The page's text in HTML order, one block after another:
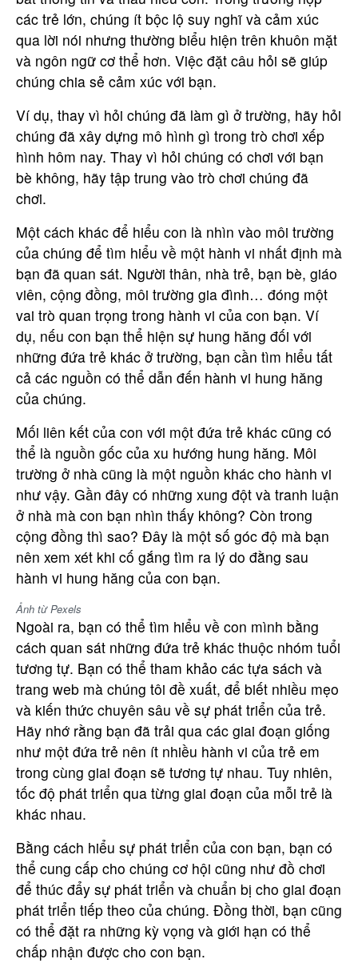
các trẻ lớn, chúng ít bộc lộ suy nghĩ và cảm xúc
qua lời nói nhưng thường biểu hiện trên khuôn mặt
và ngôn ngữ cơ thể hơn. Việc đặt câu hỏi sẽ giúp
chúng chia sẻ cảm xúc với bạn.
Ví dụ, thay vì hỏi chúng đã làm gì ở trường, hãy hỏi
chúng đã xây dựng mô hình gì trong trò chơi xếp
hình hôm nay. Thay vì hỏi chúng có chơi với bạn
bè không, hãy tập trung vào trò chơi chúng đã
chơi.
Một cách khác để hiểu con là nhìn vào môi trường
của chúng để tìm hiểu về một hành vi nhất định mà
bạn đã quan sát. Người thân, nhà trẻ, bạn bè, giáo
viên, cộng đồng, môi trường gia đình… đóng một
vai trò quan trọng trong hành vi của con bạn. Ví
dụ, nếu con bạn thể hiện sự hung hăng đối với
những đứa trẻ khác ở trường, bạn cần tìm hiểu tất
cả các nguồn có thể dẫn đến hành vi hung hăng
của chúng.
Mối liên kết của con với một đứa trẻ khác cũng có
thể là nguồn gốc của xu hướng hung hăng. Môi
trường ở nhà cũng là một nguồn khác cho hành vi
như vậy. Gần đây có những xung đột và tranh luận
ở nhà mà con bạn nhìn thấy không? Còn trong
cộng đồng thì sao? Đây là một số góc độ mà bạn
nên xem xét khi cố gắng tìm ra lý do đằng sau
hành vi hung hăng của con bạn.
Ảnh từ Pexels
Ngoài ra, bạn có thể tìm hiểu về con mình bằng
cách quan sát những đứa trẻ khác thuộc nhóm tuổi
tương tự. Bạn có thể tham khảo các tựa sách và
trang web mà chúng tôi đề xuất, để biết nhiều mẹo
và kiến ​​thức chuyên sâu về sự phát triển của trẻ.
Hãy nhớ rằng bạn đã trải qua các giai đoạn giống
như một đứa trẻ nên ít nhiều hành vi của trẻ em
trong cùng giai đoạn sẽ tương tự nhau. Tuy nhiên,
tốc độ phát triển qua từng giai đoạn của mỗi trẻ là
khác nhau.
Bằng cách hiểu sự phát triển của con bạn, bạn có
thể cung cấp cho chúng cơ hội cũng như đồ chơi
để thúc đẩy sự phát triển và chuẩn bị cho giai đoạn
phát triển tiếp theo của chúng. Đồng thời, bạn cũng
có thể đặt ra những kỳ vọng và giới hạn có thể
chấp nhận được cho con bạn.